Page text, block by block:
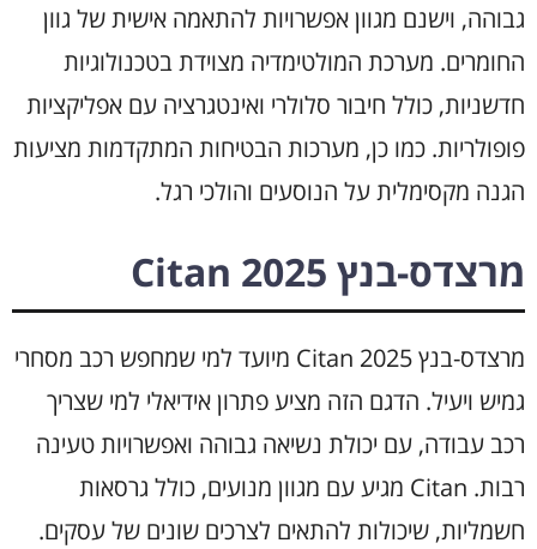
גבוהה, וישנם מגוון אפשרויות להתאמה אישית של גוון
החומרים. מערכת המולטימדיה מצוידת בטכנולוגיות
חדשניות, כולל חיבור סלולרי ואינטגרציה עם אפליקציות
פופולריות. כמו כן, מערכות הבטיחות המתקדמות מציעות
הגנה מקסימלית על הנוסעים והולכי רגל.
מרצדס-בנץ Citan 2025
מרצדס-בנץ Citan 2025 מיועד למי שמחפש רכב מסחרי
גמיש ויעיל. הדגם הזה מציע פתרון אידיאלי למי שצריך
רכב עבודה, עם יכולת נשיאה גבוהה ואפשרויות טעינה
רבות. Citan מגיע עם מגוון מנועים, כולל גרסאות
חשמליות, שיכולות להתאים לצרכים שונים של עסקים.